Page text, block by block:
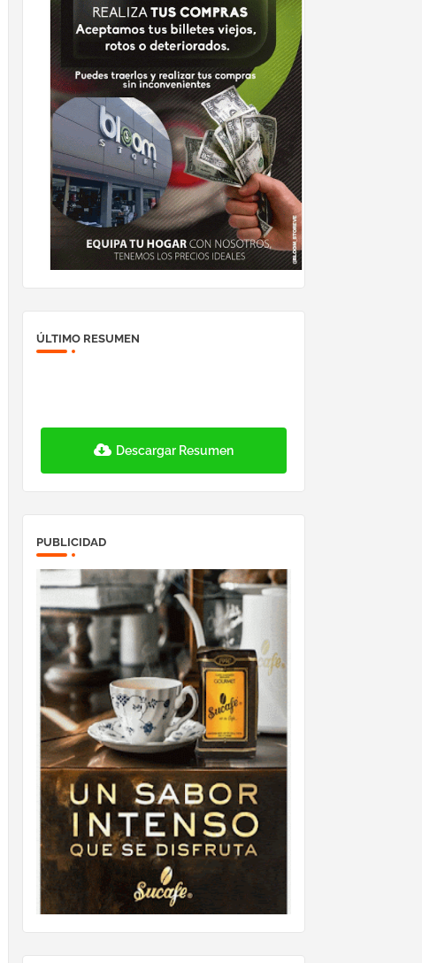
ÚLTIMO RESUMEN
Descargar Resumen
PUBLICIDAD